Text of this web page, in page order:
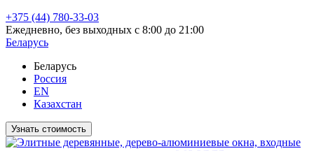
+375 (44) 780-33-03
Ежедневно, без выходных с 8:00 до 21:00
Беларусь
Беларусь
Россия
EN
Казахстан
Узнать стоимость